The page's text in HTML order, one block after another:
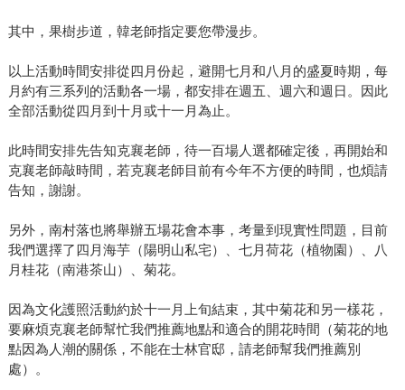
其中，果樹步道，韓老師指定要您帶漫步。
以上活動時間安排從四月份起，避開七月和八月的盛夏時期，每
月約有三系列的活動各一場，都安排在週五、週六和週日。因此
全部活動從四月到十月或十一月為止。
此時間安排先告知克襄老師，待一百場人選都確定後，再開始和
克襄老師敲時間，若克襄老師目前有今年不方便的時間，也煩請
告知，謝謝。
另外，南村落也將舉辦五場花會本事，考量到現實性問題，目前
我們選擇了四月海芋（陽明山私宅）、七月荷花（植物園）、八
月桂花（南港茶山）、菊花。
因為文化護照活動約於十一月上旬結束，其中菊花和另一樣花，
要麻煩克襄老師幫忙我們推薦地點和適合的開花時間（菊花的地
點因為人潮的關係，不能在士林官邸，請老師幫我們推薦別
處）。